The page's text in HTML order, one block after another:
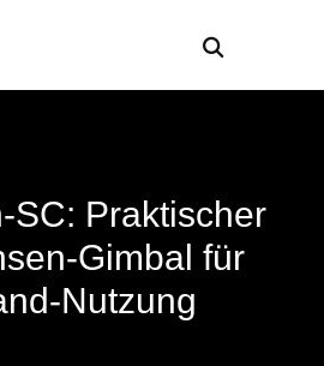
SC: Praktischer
Gimbal für
Nutzung